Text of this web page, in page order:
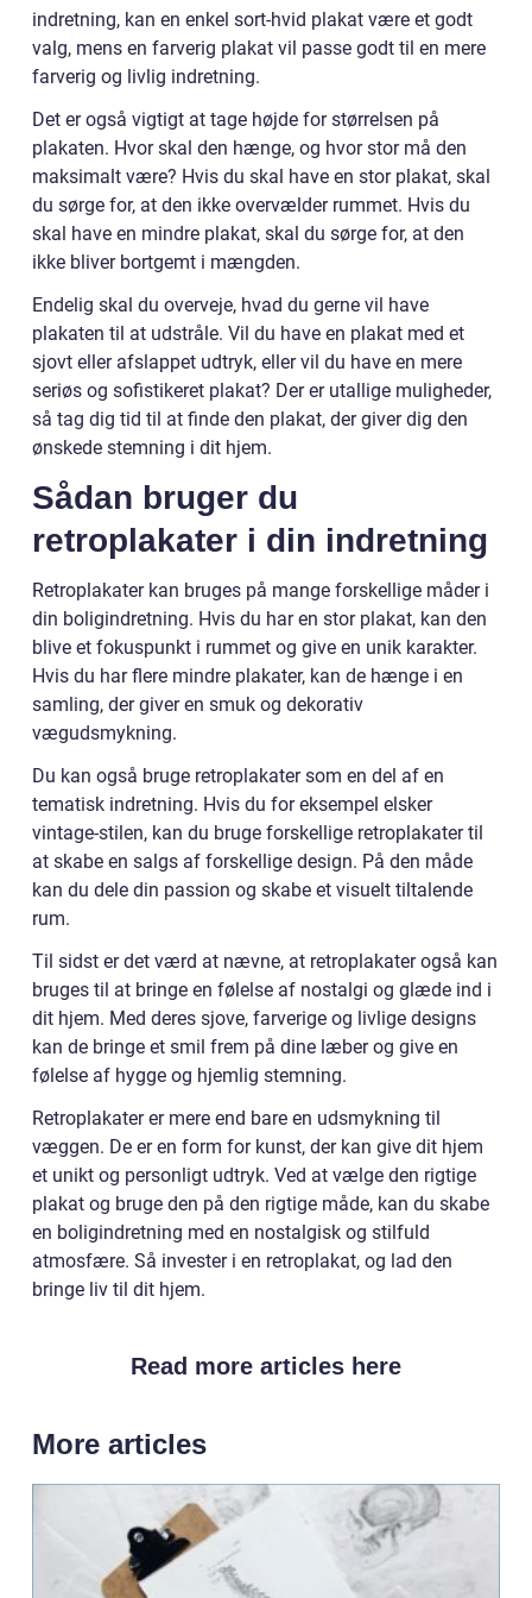
indretning, kan en enkel sort-hvid plakat være et godt
valg, mens en farverig plakat vil passe godt til en mere
farverig og livlig indretning.
Det er også vigtigt at tage højde for størrelsen på
plakaten. Hvor skal den hænge, og hvor stor må den
maksimalt være? Hvis du skal have en stor plakat, skal
du sørge for, at den ikke overvælder rummet. Hvis du
skal have en mindre plakat, skal du sørge for, at den
ikke bliver bortgemt i mængden.
Endelig skal du overveje, hvad du gerne vil have
plakaten til at udstråle. Vil du have en plakat med et
sjovt eller afslappet udtryk, eller vil du have en mere
seriøs og sofistikeret plakat? Der er utallige muligheder,
så tag dig tid til at finde den plakat, der giver dig den
ønskede stemning i dit hjem.
Sådan bruger du
retroplakater i din indretning
Retroplakater kan bruges på mange forskellige måder i
din boligindretning. Hvis du har en stor plakat, kan den
blive et fokuspunkt i rummet og give en unik karakter.
Hvis du har flere mindre plakater, kan de hænge i en
samling, der giver en smuk og dekorativ
vægudsmykning.
Du kan også bruge retroplakater som en del af en
tematisk indretning. Hvis du for eksempel elsker
vintage-stilen, kan du bruge forskellige retroplakater til
at skabe en salgs af forskellige design. På den måde
kan du dele din passion og skabe et visuelt tiltalende
rum.
Til sidst er det værd at nævne, at retroplakater også kan
bruges til at bringe en følelse af nostalgi og glæde ind i
dit hjem. Med deres sjove, farverige og livlige designs
kan de bringe et smil frem på dine læber og give en
følelse af hygge og hjemlig stemning.
Retroplakater er mere end bare en udsmykning til
væggen. De er en form for kunst, der kan give dit hjem
et unikt og personligt udtryk. Ved at vælge den rigtige
plakat og bruge den på den rigtige måde, kan du skabe
en boligindretning med en nostalgisk og stilfuld
atmosfære. Så invester i en retroplakat, og lad den
bringe liv til dit hjem.
Read more articles here
More articles